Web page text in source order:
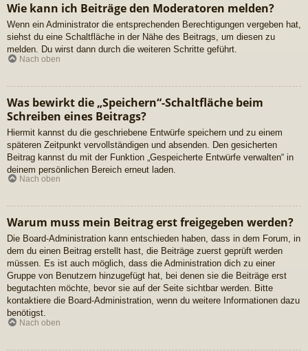
Wie kann ich Beiträge den Moderatoren melden?
Wenn ein Administrator die entsprechenden Berechtigungen vergeben hat,
siehst du eine Schaltfläche in der Nähe des Beitrags, um diesen zu
melden. Du wirst dann durch die weiteren Schritte geführt.
Nach oben
Was bewirkt die „Speichern“-Schaltfläche beim
Schreiben eines Beitrags?
Hiermit kannst du die geschriebene Entwürfe speichern und zu einem
späteren Zeitpunkt vervollständigen und absenden. Den gesicherten
Beitrag kannst du mit der Funktion „Gespeicherte Entwürfe verwalten“ in
deinem persönlichen Bereich erneut laden.
Nach oben
Warum muss mein Beitrag erst freigegeben werden?
Die Board-Administration kann entschieden haben, dass in dem Forum, in
dem du einen Beitrag erstellt hast, die Beiträge zuerst geprüft werden
müssen. Es ist auch möglich, dass die Administration dich zu einer
Gruppe von Benutzern hinzugefügt hat, bei denen sie die Beiträge erst
begutachten möchte, bevor sie auf der Seite sichtbar werden. Bitte
kontaktiere die Board-Administration, wenn du weitere Informationen dazu
benötigst.
Nach oben